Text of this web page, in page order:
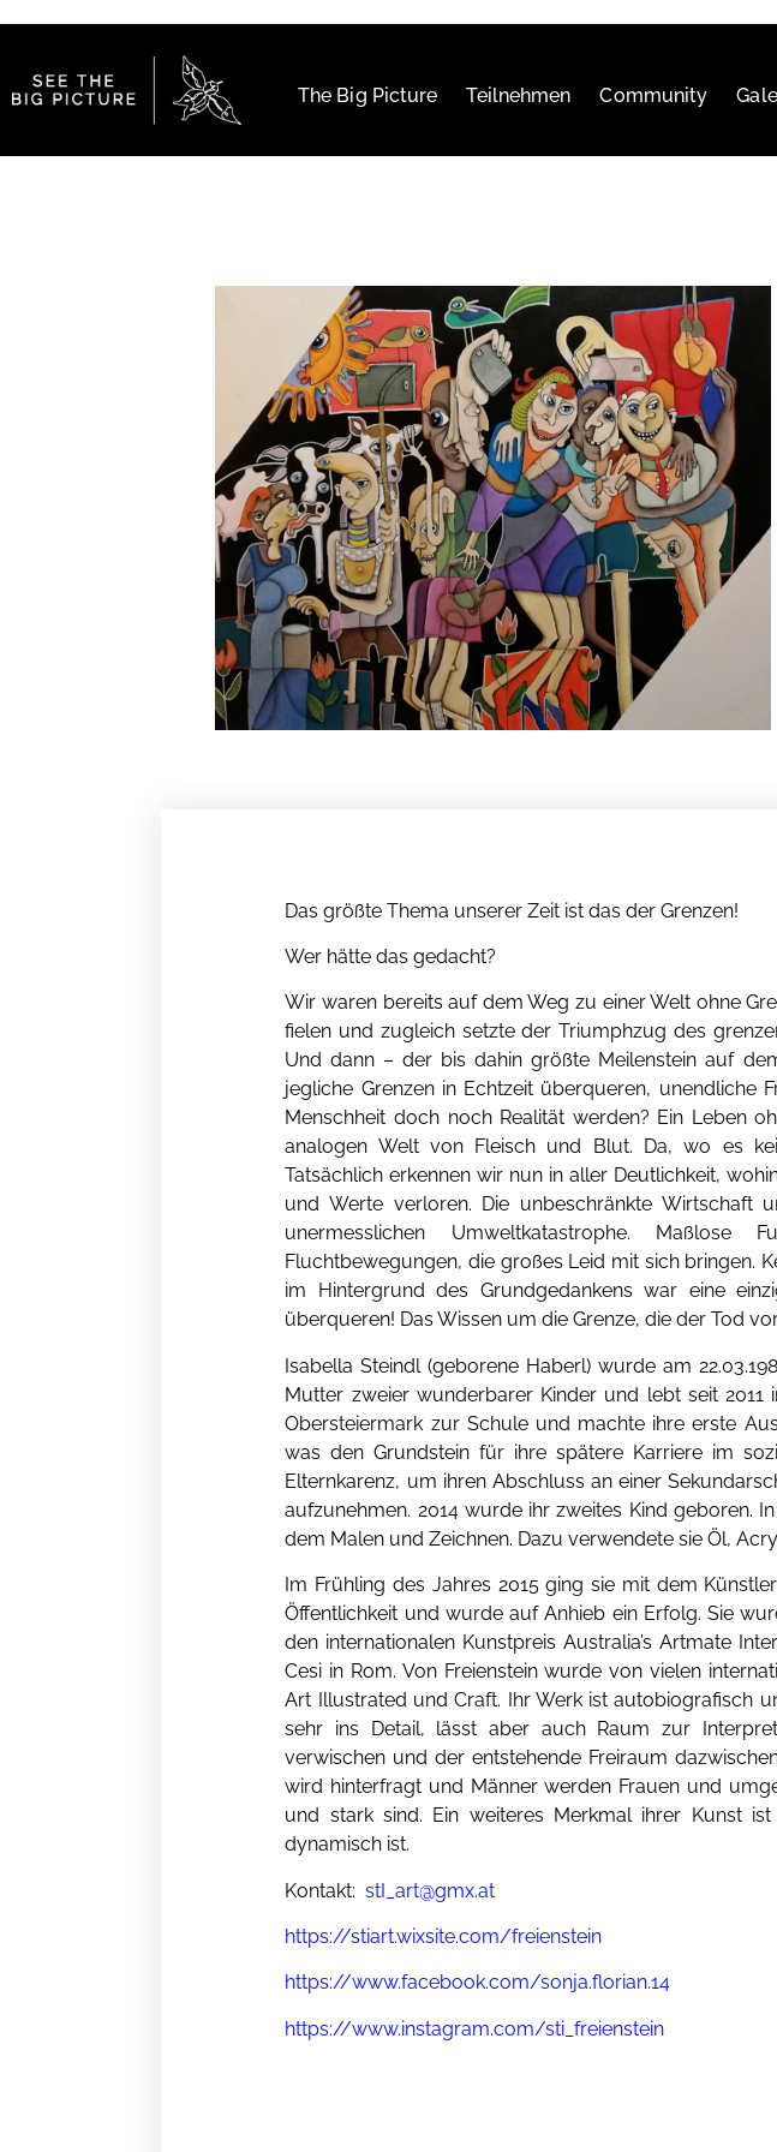
The Big Picture Teilnehmen Community
Das größte Thema unserer Zeit ist das der Grenzen!
Wer hätte das gedacht?
Wir waren bereits auf dem Weg zu einer Welt ohne
fielen und zugleich setzte der Triumphzug des
Und dann – der bis dahin größte Meilenstein auf
jegliche Grenzen in Echtzeit überqueren, unendliche
Menschheit doch noch Realität werden? Ein Leben
analogen Welt von Fleisch und Blut. Da, wo es
Tatsächlich erkennen wir nun in aller Deutlichkeit,
und Werte verloren. Die unbeschränkte
unermesslichen Umweltkatastrophe. Maßlose
Fluchtbewegungen, die großes Leid mit sich bringen.
im Hintergrund des Grundgedankens war eine
überqueren! Das Wissen um die Grenze, die der Tod
Isabella Steindl (geborene Haberl) wurde am
Mutter zweier wunderbarer Kinder und lebt seit
Obersteiermark zur Schule und machte ihre erste
was den Grundstein für ihre spätere Karriere im
Elternkarenz, um ihren Abschluss an einer
aufzunehmen. 2014 wurde ihr zweites Kind geboren.
dem Malen und Zeichnen. Dazu verwendete sie Öl,
Im Frühling des Jahres 2015 ging sie mit dem
Öffentlichkeit und wurde auf Anhieb ein Erfolg. Sie
den internationalen Kunstpreis Australia’s Artmate
Cesi in Rom. Von Freienstein wurde von vielen
Art Illustrated und Craft. Ihr Werk ist autobiografisch
sehr ins Detail, lässt aber auch Raum zur
verwischen und der entstehende Freiraum
wird hinterfragt und Männer werden Frauen und
und stark sind. Ein weiteres Merkmal ihrer Kunst
dynamisch ist.
Kontakt:stI_art@gmx.at
https://stiart.wixsite.com/freienstein
https://www.facebook.com/sonja.florian.14
https://www.instagram.com/sti_freienstein